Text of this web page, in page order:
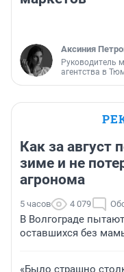
Аксиния
Руководитель
агентства в
Как за август
зиме и не
агронома
5 часов 4 079
В Волгограде
оставшихся без
«Было страшно